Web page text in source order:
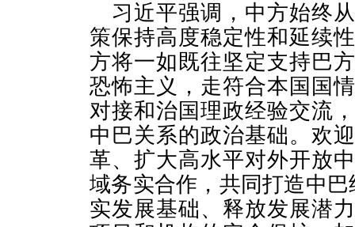
习近平强调，中方始终
策保持高度稳定性和延续
方将一如既往坚定支持巴
恐怖主义，走符合本国国
对接和治国理政经验交流
中巴关系的政治基础。欢
革、扩大高水平对外开放
域务实合作，共同打造中巴
实发展基础、释放发展潜